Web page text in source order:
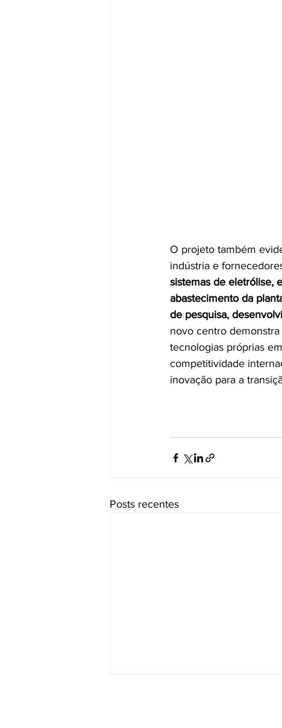
O projeto também
indústria e
sistemas de eletrólise,
abastecimento da
de pesquisa,
novo centro
tecnologias próprias
competitividade
inovação para a
Posts recentes